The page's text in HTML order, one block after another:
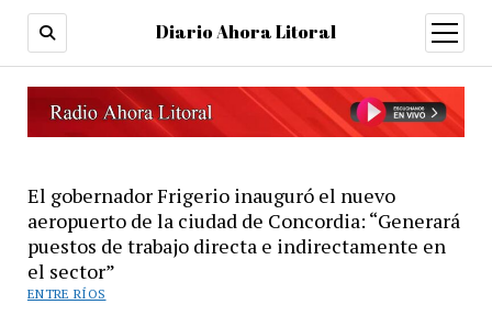
Diario Ahora Litoral
open
menu
El gobernador Frigerio inauguró el nuevo
aeropuerto de la ciudad de Concordia: “Generará
puestos de trabajo directa e indirectamente en
el sector”
ENTRE RÍOS